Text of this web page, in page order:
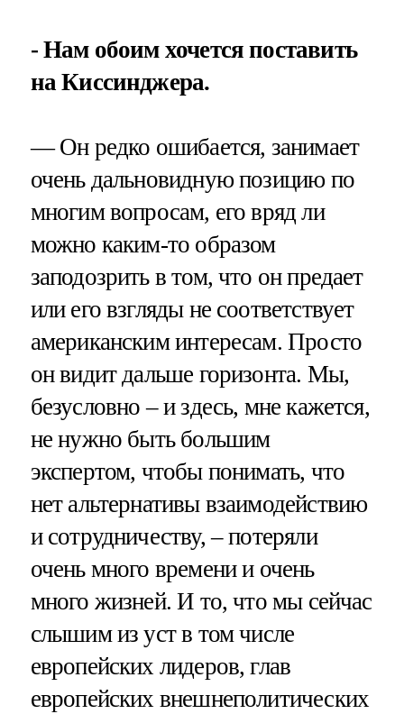
- Нам обоим хочется поставить
на Киссинджера.
— Он редко ошибается, занимает
очень дальновидную позицию по
многим вопросам, его вряд ли
можно каким-то образом
заподозрить в том, что он предает
или его взгляды не соответствует
американским интересам. Просто
он видит дальше горизонта. Мы,
безусловно – и здесь, мне кажется,
не нужно быть большим
экспертом, чтобы понимать, что
нет альтернативы взаимодействию
и сотрудничеству, – потеряли
очень много времени и очень
много жизней. И то, что мы сейчас
слышим из уст в том числе
европейских лидеров, глав
европейских внешнеполитических